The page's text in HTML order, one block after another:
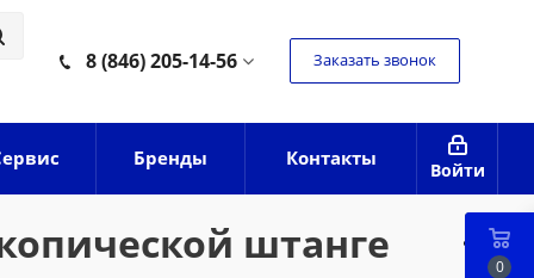
8 (846) 205-14-56 Заказать звонок
Войти
Бренды Контакты
штанге 0